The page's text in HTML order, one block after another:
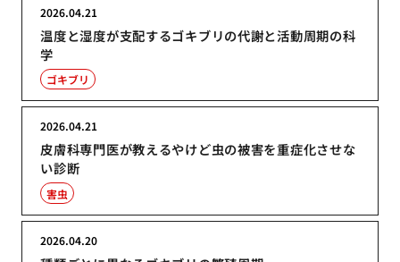
温度と湿度が支配するゴキブリの代謝と活動周期の科
学
2026.04.21
ゴキブリ
皮膚科専門医が教えるやけど虫の被害を重症化させな
い診断
2026.04.21
害虫
2026.04.20